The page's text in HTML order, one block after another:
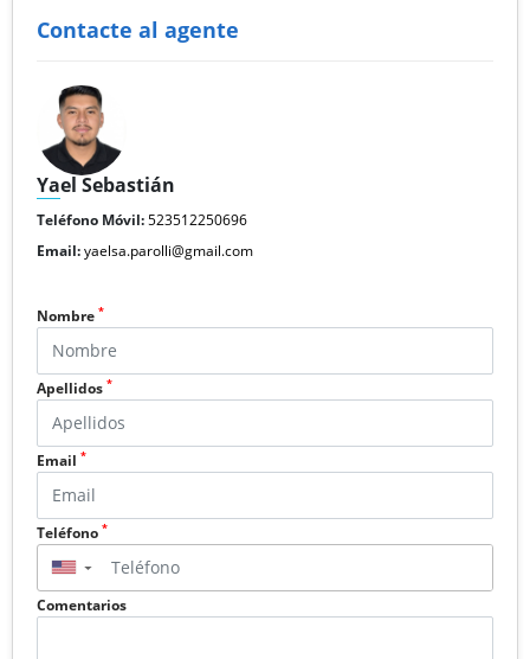
Contacte al agente
Yael Sebastián
Teléfono Móvil:523512250696
Email:yaelsa.parolli@gmail.com
Nombre *
Apellidos *
Email *
Teléfono *
▼
Comentarios